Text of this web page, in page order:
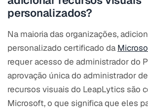
personalizados?
Na maioria das organizações,
personalizado certificado da
requer acesso de administrador do
aprovação única do administrador
recursos visuais do LeapLytics são
Microsoft, o que significa que eles